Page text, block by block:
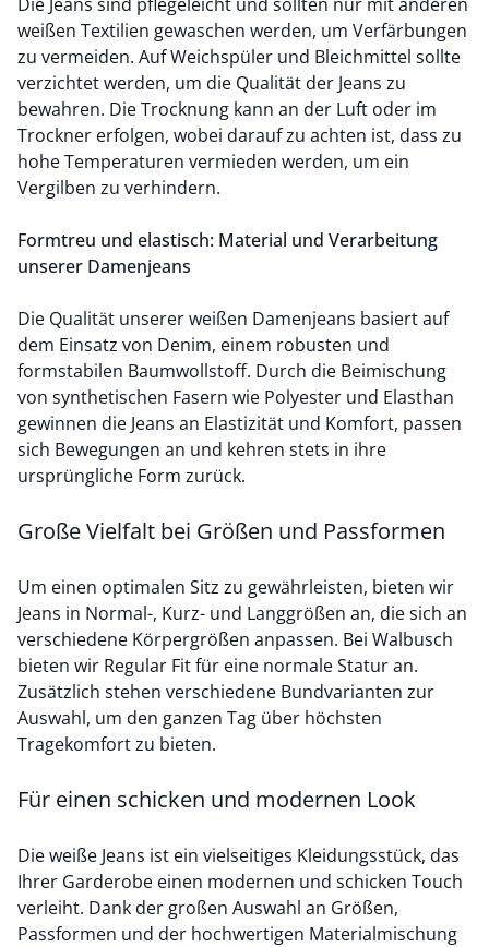
weißen Textilien gewaschen werden, um Verfärbungen
zu vermeiden. Auf Weichspüler und Bleichmittel sollte
verzichtet werden, um die Qualität der Jeans zu
bewahren. Die Trocknung kann an der Luft oder im
Trockner erfolgen, wobei darauf zu achten ist, dass zu
hohe Temperaturen vermieden werden, um ein
Vergilben zu verhindern.
Formtreu und elastisch: Material und Verarbeitung
unserer Damenjeans
Die Qualität unserer weißen Damenjeans basiert auf
dem Einsatz von Denim, einem robusten und
formstabilen Baumwollstoff. Durch die Beimischung
von synthetischen Fasern wie Polyester und Elasthan
gewinnen die Jeans an Elastizität und Komfort, passen
sich Bewegungen an und kehren stets in ihre
ursprüngliche Form zurück.
Große Vielfalt bei Größen und Passformen
Um einen optimalen Sitz zu gewährleisten, bieten wir
Jeans in Normal-, Kurz- und Langgrößen an, die sich an
verschiedene Körpergrößen anpassen. Bei Walbusch
bieten wir Regular Fit für eine normale Statur an.
Zusätzlich stehen verschiedene Bundvarianten zur
Auswahl, um den ganzen Tag über höchsten
Tragekomfort zu bieten.
Für einen schicken und modernen Look
Die weiße Jeans ist ein vielseitiges Kleidungsstück, das
Ihrer Garderobe einen modernen und schicken Touch
verleiht. Dank der großen Auswahl an Größen,
Passformen und der hochwertigen Materialmischung